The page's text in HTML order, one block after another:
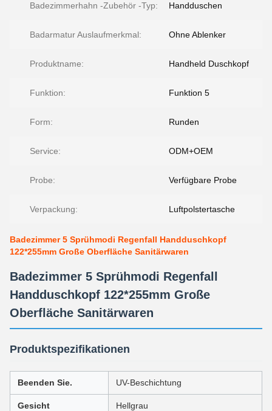
Badezimmerhahn -Zubehör -Typ: Handduschen
Badarmatur Auslaufmerkmal: Ohne Ablenker
Produktname: Handheld Duschkopf
Funktion: Funktion 5
Form: Runden
Service: ODM+OEM
Probe: Verfügbare Probe
Verpackung: Luftpolstertasche
Badezimmer 5 Sprühmodi Regenfall Handduschkopf
122*255mm Große Oberfläche Sanitärwaren
Badezimmer 5 Sprühmodi Regenfall
Handduschkopf 122*255mm Große
Oberfläche Sanitärwaren
Produktspezifikationen
Beenden Sie. UV-Beschichtung
Gesicht Hellgrau